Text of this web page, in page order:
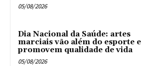
05/08/2026
Dia Nacional da Saúde: artes
marciais vão além do esporte e
promovem qualidade de vida
05/08/2026